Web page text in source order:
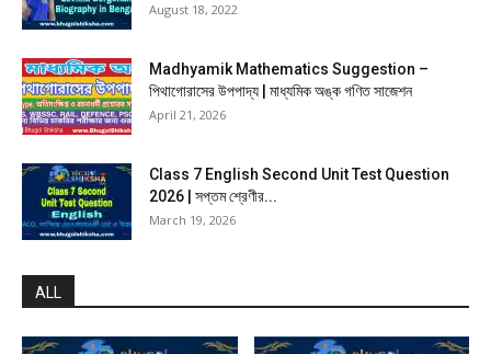
August 18, 2022
Madhyamik Mathematics Suggestion –
পিথাগোরাসের উপপাদ্য | মাধ্যমিক অঙ্ক গণিত সাজেশন
April 21, 2026
Class 7 English Second Unit Test Question
2026 | সপ্তম শ্রেণীর...
March 19, 2026
ALL